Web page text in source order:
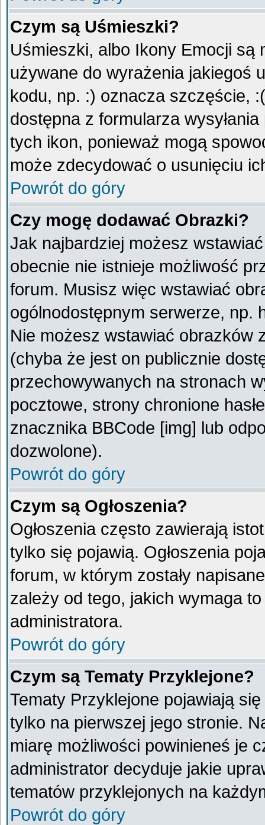
Czym są Uśmieszki?
Uśmieszki, albo Ikony Emocji są
używane do wyrażenia jakiegoś
kodu, np. :) oznacza szczęście,
dostępna z formularza
tych ikon, ponieważ mogą
może zdecydować o usunięciu
Powrót do góry
Czy mogę dodawać Obrazki?
Jak najbardziej możesz
obecnie nie istnieje możliwość
forum. Musisz więc wstawiać
ogólnodostępnym serwerze, np.
Nie możesz wstawiać obrazków
(chyba że jest on publicznie
przechowywanych na stronach
pocztowe, strony chronione
znacznika BBCode [img] lub
dozwolone).
Powrót do góry
Czym są Ogłoszenia?
Ogłoszenia często zawierają
tylko się pojawią. Ogłoszenia
forum, w którym zostały
zależy od tego, jakich wymaga
administratora.
Powrót do góry
Czym są Tematy Przyklejone?
Tematy Przyklejone pojawiają
tylko na pierwszej jego stronie.
miarę możliwości powinieneś je
administrator decyduje jakie
tematów przyklejonych na
Powrót do góry